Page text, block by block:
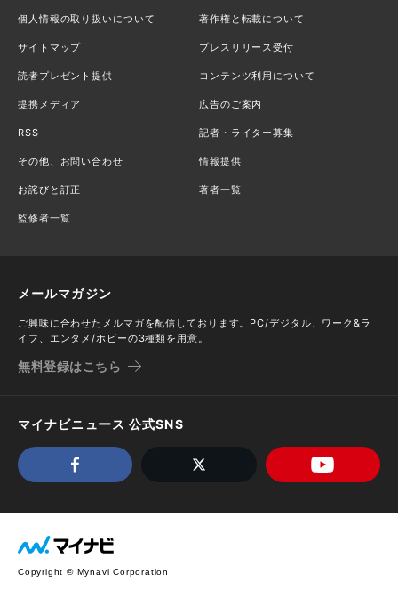
個人情報の取り扱いについて 著作権と転載について
サイトマップ プレスリリース受付
読者プレゼント提供 コンテンツ利用について
提携メディア 広告のご案内
RSS 記者・ライター募集
その他、お問い合わせ 情報提供
お詫びと訂正 著者一覧
監修者一覧
メールマガジン
ご興味に合わせたメルマガを配信しております。PC/デジタル、ワーク&ラ
イフ、エンタメ/ホビーの3種類を用意。
無料登録はこちら
マイナビニュース 公式SNS
Copyright © Mynavi Corporation